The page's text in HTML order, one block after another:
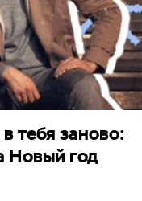
тебя заново:
Новый год